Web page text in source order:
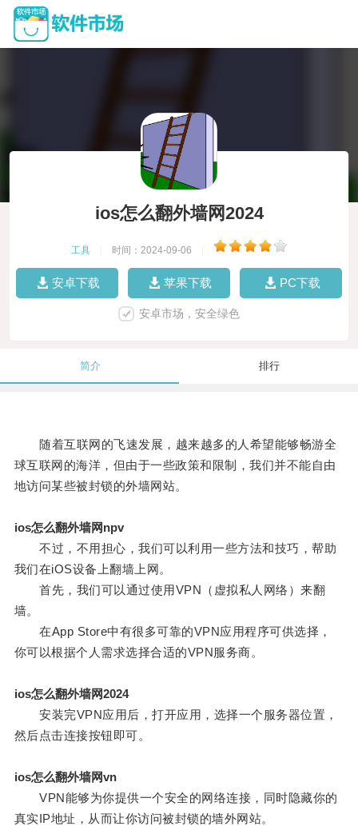
ios怎么翻外墙网2024
工具 时间：2024-09-06
安卓下载 苹果下载 PC下载
安卓市场，安全绿色
简介 排行
随着互联网的飞速发展，越来越多的人希望能够畅游全
球互联网的海洋，但由于一些政策和限制，我们并不能自由
地访问某些被封锁的外墙网站。
ios怎么翻外墙网npv
不过，不用担心，我们可以利用一些方法和技巧，帮助
我们在iOS设备上翻墙上网。
首先，我们可以通过使用VPN（虚拟私人网络）来翻
墙。
在App Store中有很多可靠的VPN应用程序可供选择，
你可以根据个人需求选择合适的VPN服务商。
ios怎么翻外墙网2024
安装完VPN应用后，打开应用，选择一个服务器位置，
然后点击连接按钮即可。
ios怎么翻外墙网vn
VPN能够为你提供一个安全的网络连接，同时隐藏你的
真实IP地址，从而让你访问被封锁的墙外网站。